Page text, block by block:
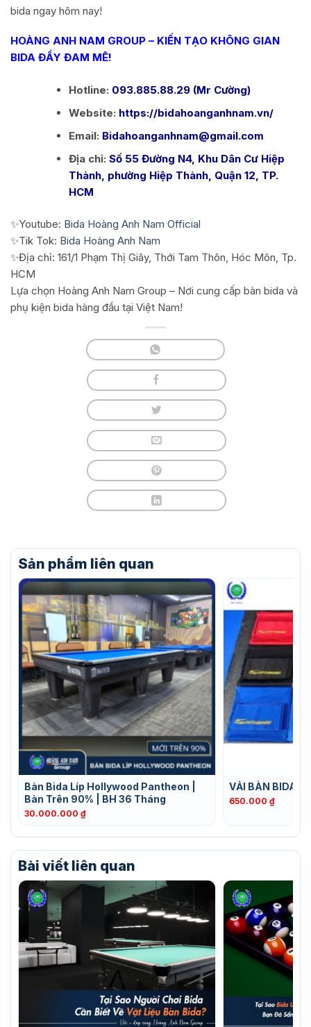
bida ngay hôm nay!
HOÀNG ANH NAM GROUP – KIẾN TẠO KHÔNG GIAN
BIDA ĐẦY ĐAM MÊ!
Hotline: 093.885.88.29 (Mr Cường)
Website: https://bidahoanganhnam.vn/
Email: Bidahoanganhnam@gmail.com
Địa chỉ: Số 55 Đường N4, Khu Dân Cư Hiệp
Thành, phường Hiệp Thành, Quận 12, TP.
HCM
✨Youtube: Bida Hoàng Anh Nam Official
✨Tik Tok: Bida Hoàng Anh Nam
✨Địa chỉ: 161/1 Phạm Thị Giây, Thới Tam Thôn, Hóc Môn, Tp.
HCM
Lựa chọn Hoàng Anh Nam Group – Nơi cung cấp bàn bida và
phụ kiện bida hàng đầu tại Việt Nam!
Sản phẩm liên quan
Bàn Bida Líp Hollywood Pantheon |
Bàn Trên 90% | BH 36 Tháng
30.000.000 ₫
VẢI BÀN BIDA
650.000₫
Bài viết liên quan